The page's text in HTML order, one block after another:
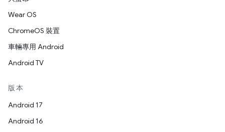
Wear OS
ChromeOS 裝置
車輛專用 Android
Android TV
版本
Android 17
Android 16